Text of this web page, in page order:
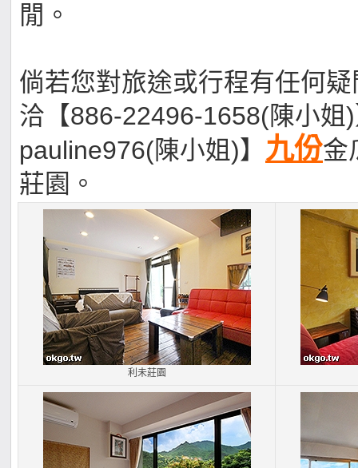
閒。
倘若您對旅途或行程有任何
洽【886-22496-1658(陳小姐
pauline976(陳小姐)】 九份金
莊園。
利未莊園